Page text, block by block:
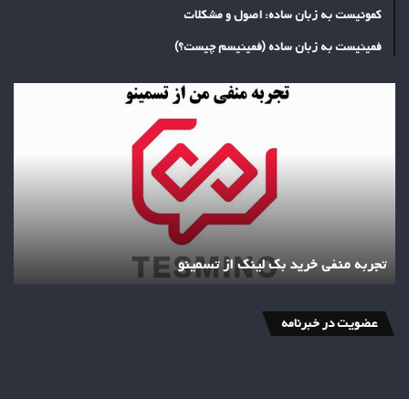
کمونیست به زبان ساده: اصول و مشکلات
فمینیست به زبان ساده (فمینیسم چیست؟)
تجربه منفی خرید بک لینک از تسمینو
عضویت در خبرنامه